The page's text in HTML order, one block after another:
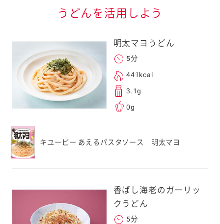
信する事ができ
身以外の方に送
うどんを活用しよう
明太マヨうどん
5分
441kcal
3.1g
0g
キユーピー あえるパスタソース 明太マヨ
香ばし海老のガーリッ
クうどん
5分